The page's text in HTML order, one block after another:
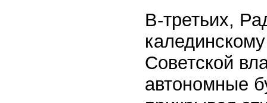
В-третьих,
Советской
автономные